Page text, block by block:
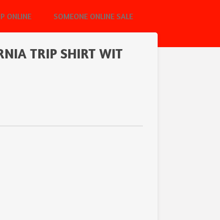
ONLINE SOMEONE ONLINE SALE
TRIP SHIRT WIT